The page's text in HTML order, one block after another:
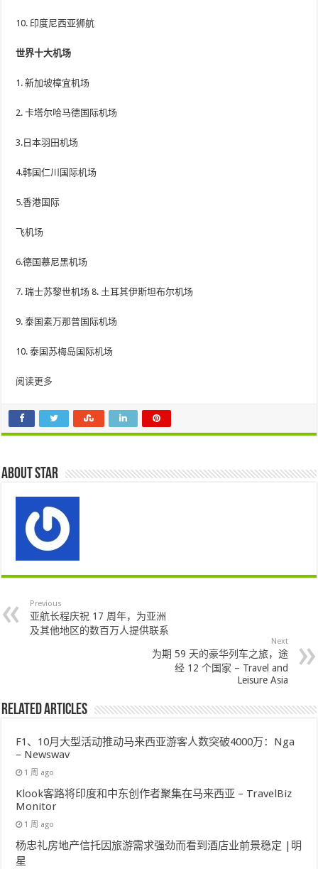
10. 印度尼西亚狮航
世界十大机场
1. 新加坡樟宜机场
2. 卡塔尔哈马德国际机场
3.日本羽田机场
4.韩国仁川国际机场
5.香港国际
飞机场
6.德国慕尼黑机场
7. 瑞士苏黎世机场 8. 土耳其伊斯坦布尔机场
9. 泰国素万那普国际机场
10. 泰国苏梅岛国际机场
阅读更多
About star
Previous
亚航长程庆祝 17 周年，为亚洲
及其他地区的数百万人提供联系
Next
为期 59 天的豪华列车之旅，途
经 12 个国家 – Travel and
Leisure Asia
Related Articles
F1、10月大型活动推动马来西亚游客人数突破4000万：Nga
– Newswav
1 周 ago
Klook客路将印度和中东创作者聚集在马来西亚 – TravelBiz
Monitor
1 周 ago
杨忠礼房地产信托因旅游需求强劲而看到酒店业前景稳定 |明
星